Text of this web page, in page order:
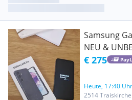
Samsung
NEU &
/ 8 GB RAM
€ 275
Heute, 17:40 Uhr
2514